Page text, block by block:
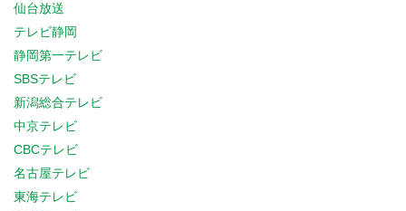
仙台放送
テレビ静岡
静岡第一テレビ
SBSテレビ
新潟総合テレビ
中京テレビ
CBCテレビ
名古屋テレビ
東海テレビ